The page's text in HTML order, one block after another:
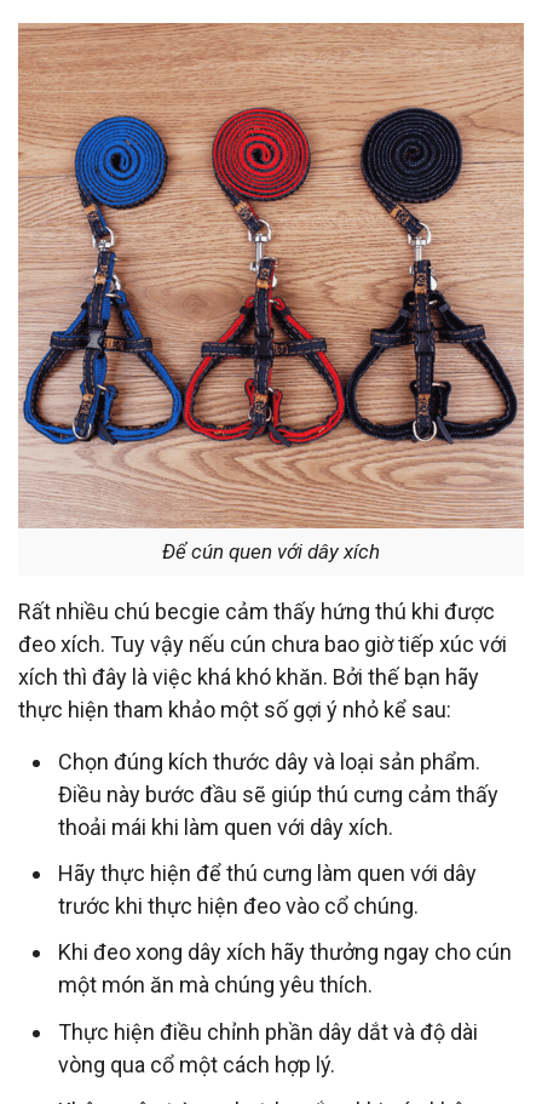
Để cún quen với dây xích
Rất nhiều chú becgie cảm thấy hứng thú khi được
đeo xích. Tuy vậy nếu cún chưa bao giờ tiếp xúc với
xích thì đây là việc khá khó khăn. Bởi thế bạn hãy
thực hiện tham khảo một số gợi ý nhỏ kể sau:
Chọn đúng kích thước dây và loại sản phẩm.
Điều này bước đầu sẽ giúp thú cưng cảm thấy
thoải mái khi làm quen với dây xích.
Hãy thực hiện để thú cưng làm quen với dây
trước khi thực hiện đeo vào cổ chúng.
Khi đeo xong dây xích hãy thưởng ngay cho cún
một món ăn mà chúng yêu thích.
Thực hiện điều chỉnh phần dây dắt và độ dài
vòng qua cổ một cách hợp lý.